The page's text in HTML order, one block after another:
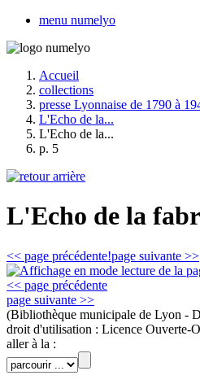
menu numelyo
Accueil
collections
presse Lyonnaise de 1790 à
L'Echo de la...
L'Echo de la...
p. 5
L'Echo de la
<< page précédente!page suivante >>
<< page précédente
page suivante >>
(Bibliothèque municipale de Lyon -
droit d'utilisation : Licence Ouverte-
aller à la :